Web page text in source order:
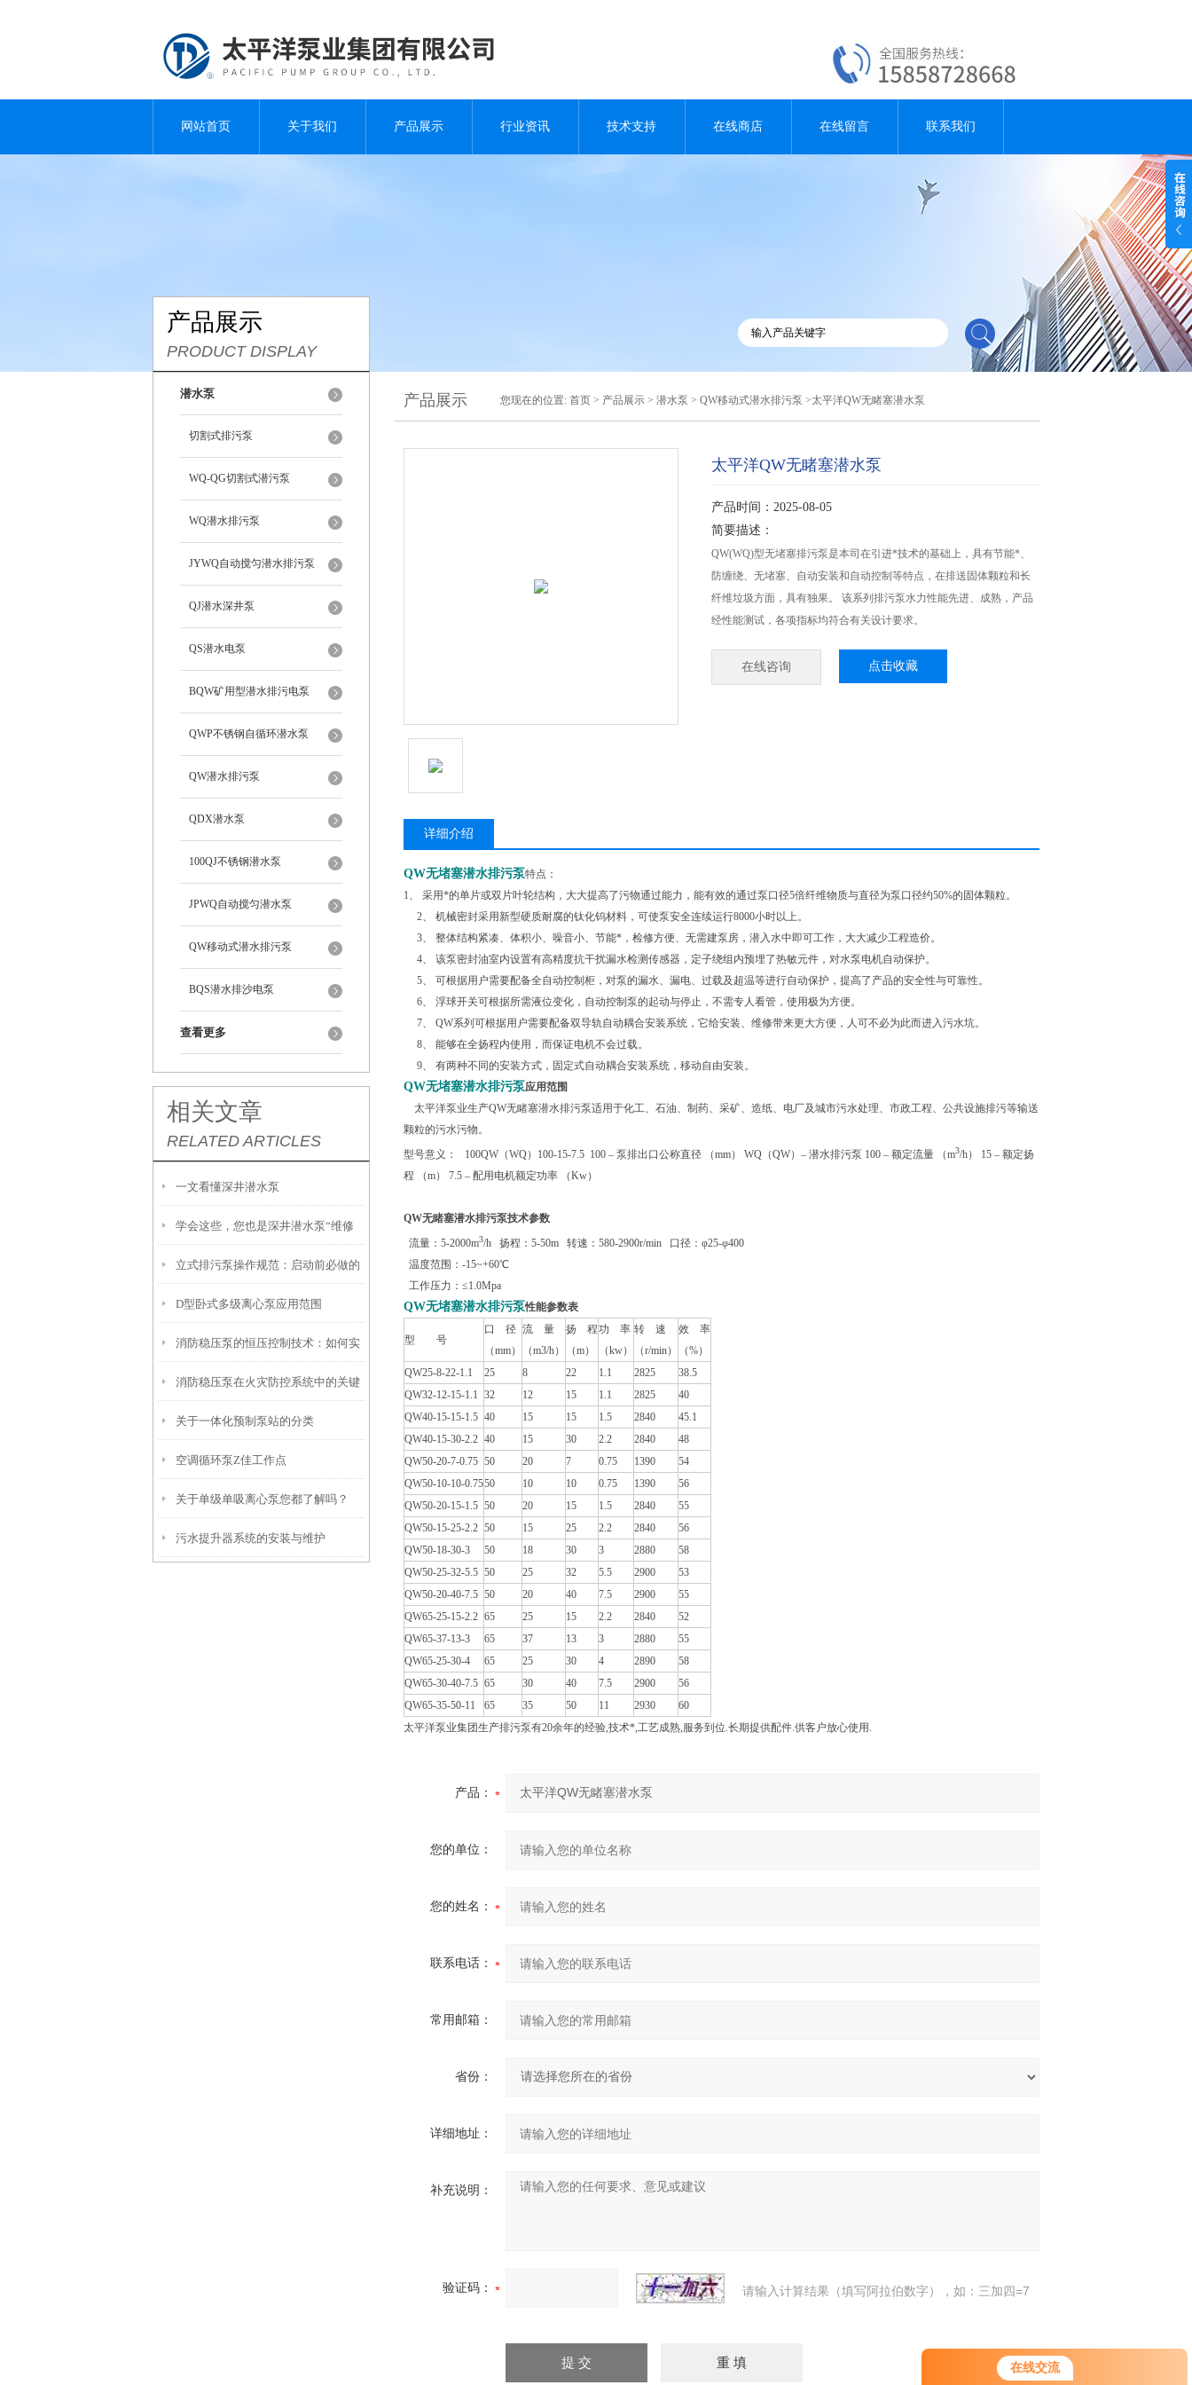
在线交流
您好！欢迎前来咨询，很高兴为您
服务，请问您要咨询什么问题呢？
网站首页 关于我们 产品展示 行业资讯 技术支持 在线商店 在线留言 联系我们
产品展示
PRODUCT DISPLAY
潜水泵
切割式排污泵
WQ-QG切割式潜污泵
WQ潜水排污泵
JYWQ自动搅匀潜水排污泵
QJ潜水深井泵
QS潜水电泵
BQW矿用型潜水排污电泵
QWP不锈钢自循环潜水泵
QW潜水排污泵
QDX潜水泵
100QJ不锈钢潜水泵
JPWQ自动搅匀潜水泵
QW移动式潜水排污泵
BQS潜水排沙电泵
查看更多
相关文章
RELATED ARTICLES
一文看懂深井潜水泵
学会这些，您也是深井潜水泵“维修
员”
立式排污泵操作规范：启动前必做的
3项检查
D型卧式多级离心泵应用范围
消防稳压泵的恒压控制技术：如何实
现0.01MPa压力稳定性？
消防稳压泵在火灾防控系统中的关键
作用与维护策略
关于一体化预制泵站的分类
空调循环泵Z佳工作点
关于单级单吸离心泵您都了解吗？
污水提升器系统的安装与维护
产品展示 您现在的位置: 首页 > 产品展示 > 潜水泵 > QW移动式潜水排污泵 >太平洋QW无睹塞潜水泵
太平洋QW无睹塞潜水泵
产品时间：2025-08-05
简要描述：
QW(WQ)型无堵塞排污泵是本司在引进*技术的基础上，具有节能*、
防缠绕、无堵塞、自动安装和自动控制等特点，在排送固体颗粒和长
纤维垃圾方面，具有独果。 该系列排污泵水力性能先进、成熟，产品
经性能测试，各项指标均符合有关设计要求。
在线咨询 点击收藏
详细介绍
QW无堵塞潜水排污泵特点：
1、 采用*的单片或双片叶轮结构，大大提高了污物通过能力，能有效的通过泵口径5倍纤维物质与直径为泵口径约50%的固体颗粒。
2、 机械密封采用新型硬质耐腐的钛化钨材料，可使泵安全连续运行8000小时以上。
3、 整体结构紧凑、体积小、噪音小、节能*，检修方便、无需建泵房，潜入水中即可工作，大大减少工程造价。
4、 该泵密封油室内设置有高精度抗干扰漏水检测传感器，定子绕组内预埋了热敏元件，对水泵电机自动保护。
5、 可根据用户需要配备全自动控制柜，对泵的漏水、漏电、过载及超温等进行自动保护，提高了产品的安全性与可靠性。
6、 浮球开关可根据所需液位变化，自动控制泵的起动与停止，不需专人看管，使用极为方便。
7、 QW系列可根据用户需要配备双导轨自动耦合安装系统，它给安装、维修带来更大方便，人可不必为此而进入污水坑。
8、 能够在全扬程内使用，而保证电机不会过载。
9、 有两种不同的安装方式，固定式自动耦合安装系统，移动自由安装。
QW无堵塞潜水排污泵应用范围
太平洋泵业生产QW无睹塞潜水排污泵适用于化工、石油、制药、采矿、造纸、电厂及城市污水处理、市政工程、公共设施排污等输送
颗粒的污水污物。
型号意义： 100QW（WQ）100-15-7.5 100 – 泵排出口公称直径 （mm） WQ（QW）– 潜水排污泵 100 – 额定流量 （m3/h） 15 – 额定扬
程 （m） 7.5 – 配用电机额定功率 （Kw）
QW无睹塞潜水排污泵技术参数
流量：5-2000m3/h 扬程：5-50m 转速：580-2900r/min 口径：φ25-φ400
温度范围：-15~+60℃
工作压力：≤1.0Mpa
QW无堵塞潜水排污泵性能参数表
型 号
口 径
（mm）
流 量
（m3/h）
扬 程
（m）
功 率
（kw）
转 速
（r/min）
效 率
（%）
QW25-8-22-1.1
25 8 22 1.1 2825
38.5
QW32-12-15-1.1 32 12 15 1.1 2825
40
QW40-15-15-1.5 40 15 15 1.5 2840
45.1
QW40-15-30-2.2 40 15 30 2.2 2840
48
QW50-20-7-0.75 50 20 7 0.75 1390
54
QW50-10-10-0.7550 10 10 0.75 1390
56
QW50-20-15-1.5 50 20 15 1.5 2840
55
QW50-15-25-2.2 50 15 25 2.2 2840
56
QW50-18-30-3
50 18 30 3 2880
58
QW50-25-32-5.5 50 25 32 5.5 2900
53
QW50-20-40-7.5 50 20 40 7.5 2900
55
QW65-25-15-2.2 65 25 15 2.2 2840
52
QW65-37-13-3
65 37 13 3 2880
55
QW65-25-30-4
65 25 30 4 2890
58
QW65-30-40-7.5 65 30 40 7.5 2900
56
QW65-35-50-11
65 35 50 11 2930
60
太平洋泵业集团生产排污泵有20余年的经验,技术*,工艺成熟,服务到位.长期提供配件.供客户放心使用.
产品：
您的单位：
您的姓名：
联系电话：
常用邮箱：
省份：
详细地址：
补充说明：
验证码： 请输入计算结果（填写阿拉伯数字），如：三加四=7